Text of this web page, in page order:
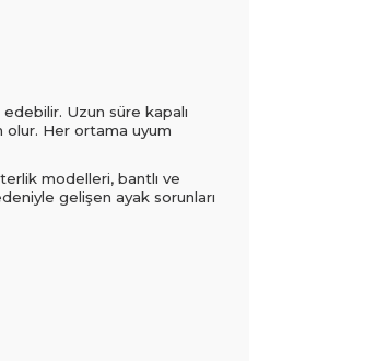
Uzun süre kapalı
olur. Her ortama uyum
modelleri, bantlı ve
gelişen ayak sorunları